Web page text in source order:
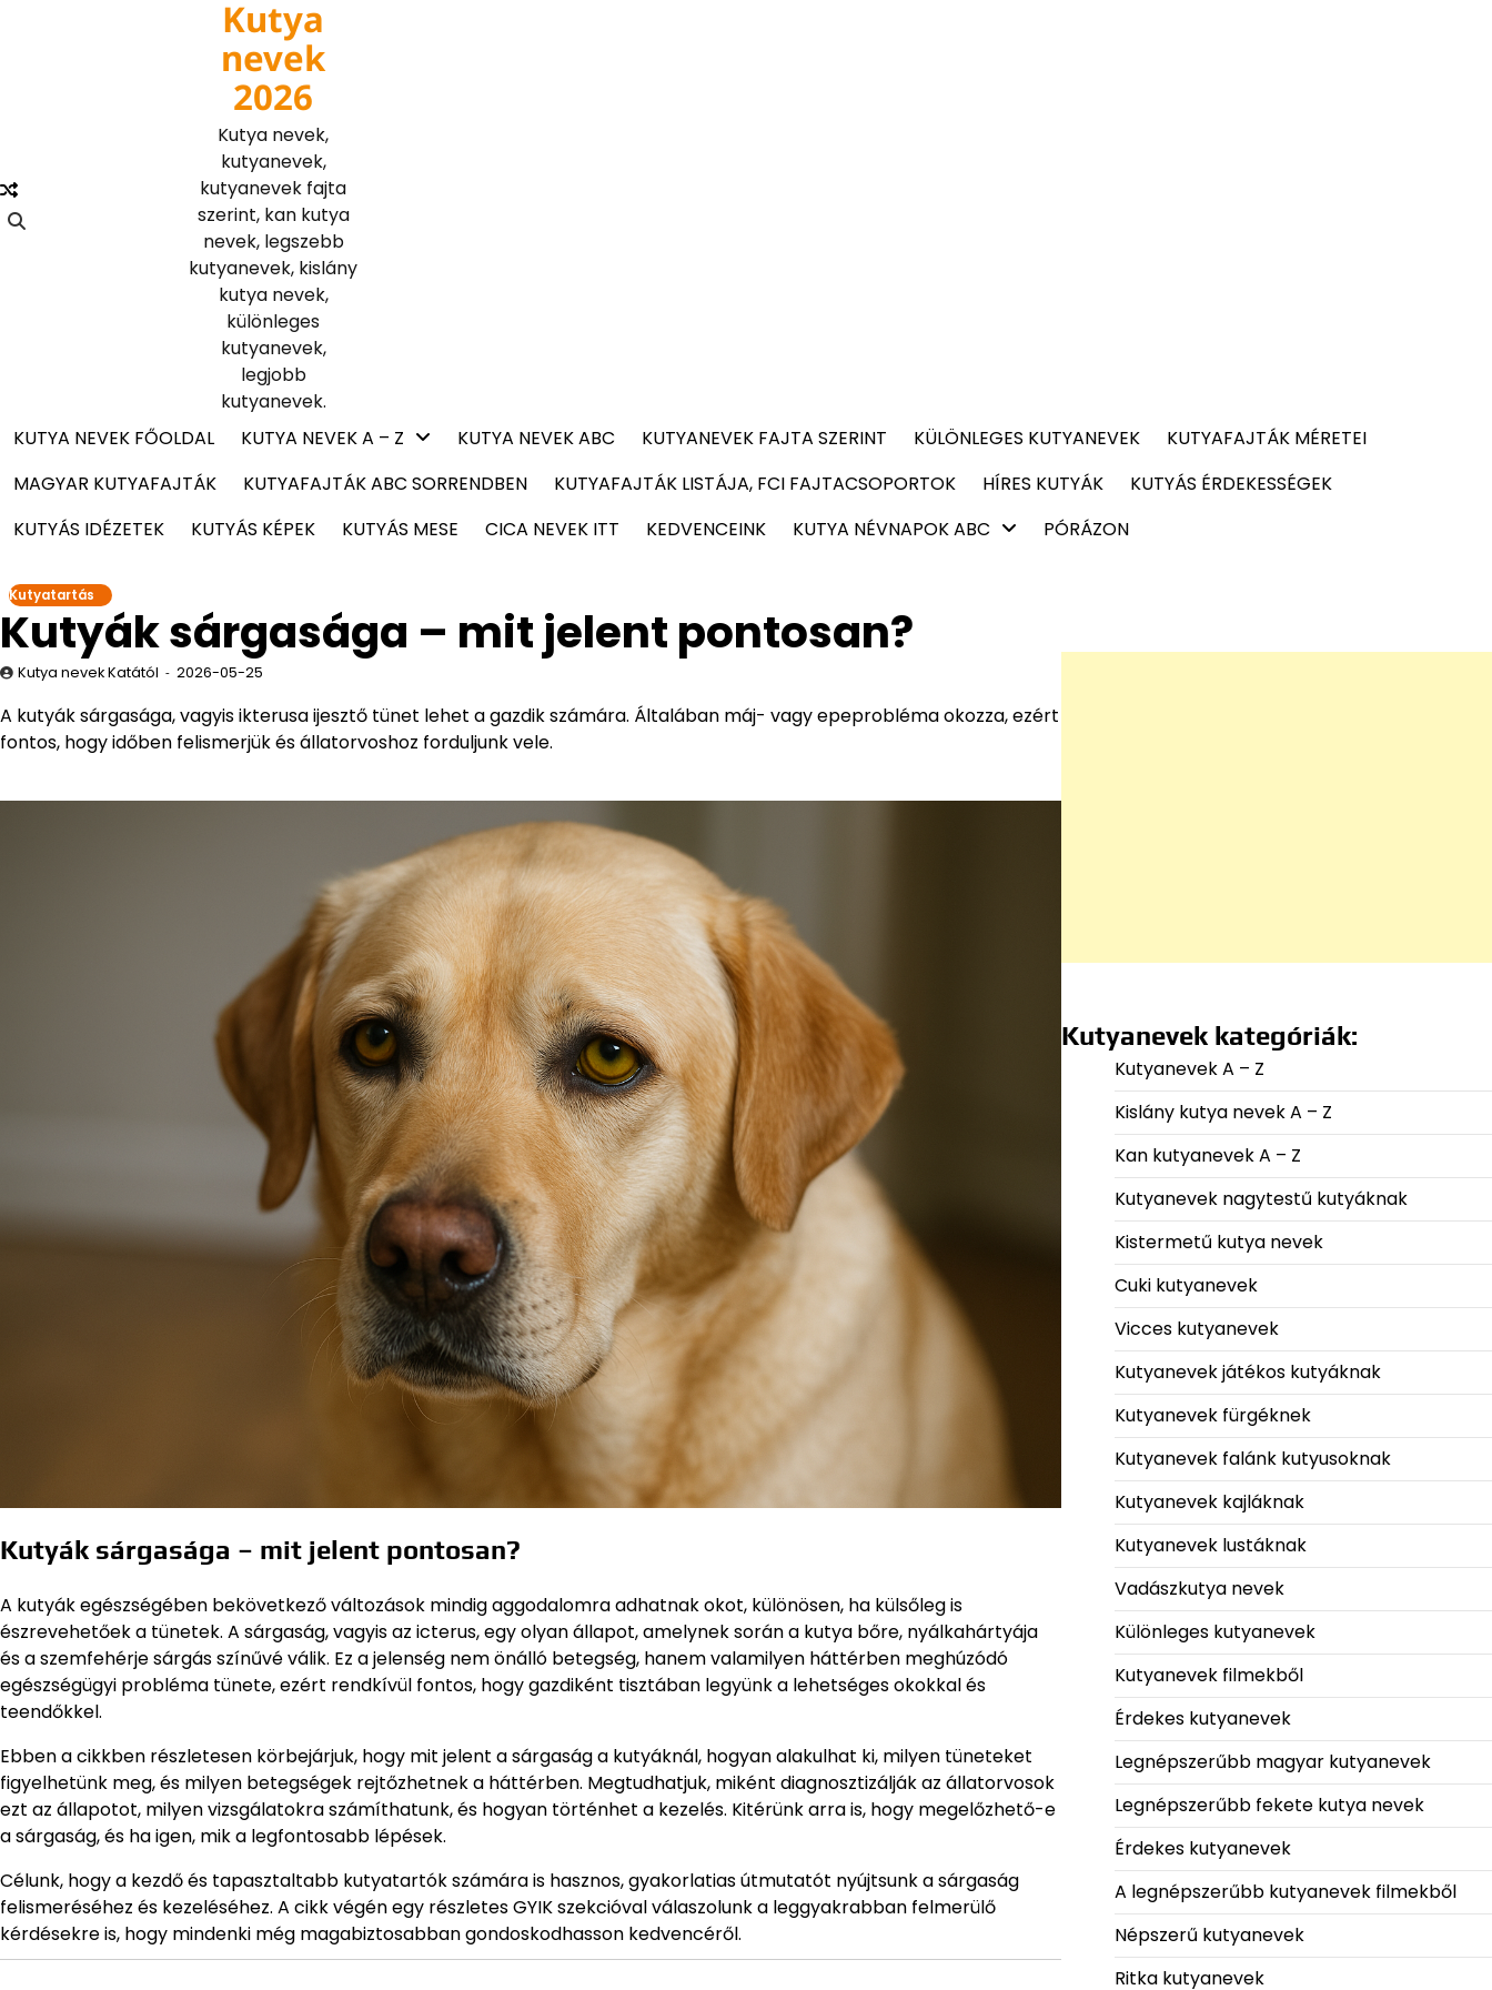
Kutya
nevek
2026
Kutya nevek,
kutyanevek,
kutyanevek fajta
szerint, kan kutya
nevek, legszebb
kutyanevek, kislány
kutya nevek,
különleges
kutyanevek,
legjobb
kutyanevek.
KUTYA NEVEK FŐOLDAL
KUTYA NEVEK A – Z KUTYA NEVEK ABC KUTYANEVEK FAJTA SZERINT KÜLÖNLEGES KUTYANEVEK
KUTYAFAJTÁK MÉRETEI
MAGYAR KUTYAFAJTÁK
KUTYAFAJTÁK ABC SORRENDBEN KUTYAFAJTÁK LISTÁJA, FCI FAJTACSOPORTOK HÍRES KUTYÁK
KUTYÁS ÉRDEKESSÉGEK
KUTYÁS IDÉZETEK
KUTYÁS KÉPEK KUTYÁS MESE CICA NEVEK ITT KEDVENCEINK KUTYA NÉVNAPOK ABC PÓRÁZON
Kutyatartás
Kutyák sárgasága – mit jelent pontosan?
Kutya nevek Katától 2026-05-25
A kutyák sárgasága, vagyis ikterusa ijesztő tünet lehet a gazdik számára. Általában máj- vagy epeprobléma okozza, ezért
fontos, hogy időben felismerjük és állatorvoshoz forduljunk vele.
Kutyák sárgasága – mit jelent pontosan?
A kutyák egészségében bekövetkező változások mindig aggodalomra adhatnak okot, különösen, ha külsőleg is
észrevehetőek a tünetek. A sárgaság, vagyis az icterus, egy olyan állapot, amelynek során a kutya bőre, nyálkahártyája
és a szemfehérje sárgás színűvé válik. Ez a jelenség nem önálló betegség, hanem valamilyen háttérben meghúzódó
egészségügyi probléma tünete, ezért rendkívül fontos, hogy gazdiként tisztában legyünk a lehetséges okokkal és
teendőkkel.
Ebben a cikkben részletesen körbejárjuk, hogy mit jelent a sárgaság a kutyáknál, hogyan alakulhat ki, milyen tüneteket
figyelhetünk meg, és milyen betegségek rejtőzhetnek a háttérben. Megtudhatjuk, miként diagnosztizálják az állatorvosok
ezt az állapotot, milyen vizsgálatokra számíthatunk, és hogyan történhet a kezelés. Kitérünk arra is, hogy megelőzhető-e
a sárgaság, és ha igen, mik a legfontosabb lépések.
Célunk, hogy a kezdő és tapasztaltabb kutyatartók számára is hasznos, gyakorlatias útmutatót nyújtsunk a sárgaság
felismeréséhez és kezeléséhez. A cikk végén egy részletes GYIK szekcióval válaszolunk a leggyakrabban felmerülő
kérdésekre is, hogy mindenki még magabiztosabban gondoskodhasson kedvencéről.
Kutyanevek kategóriák:
Kutyanevek A – Z
Kislány kutya nevek A – Z
Kan kutyanevek A – Z
Kutyanevek nagytestű kutyáknak
Kistermetű kutya nevek
Cuki kutyanevek
Vicces kutyanevek
Kutyanevek játékos kutyáknak
Kutyanevek fürgéknek
Kutyanevek falánk kutyusoknak
Kutyanevek kajláknak
Kutyanevek lustáknak
Vadászkutya nevek
Különleges kutyanevek
Kutyanevek filmekből
Érdekes kutyanevek
Legnépszerűbb magyar kutyanevek
Legnépszerűbb fekete kutya nevek
Érdekes kutyanevek
A legnépszerűbb kutyanevek filmekből
Népszerű kutyanevek
Ritka kutyanevek